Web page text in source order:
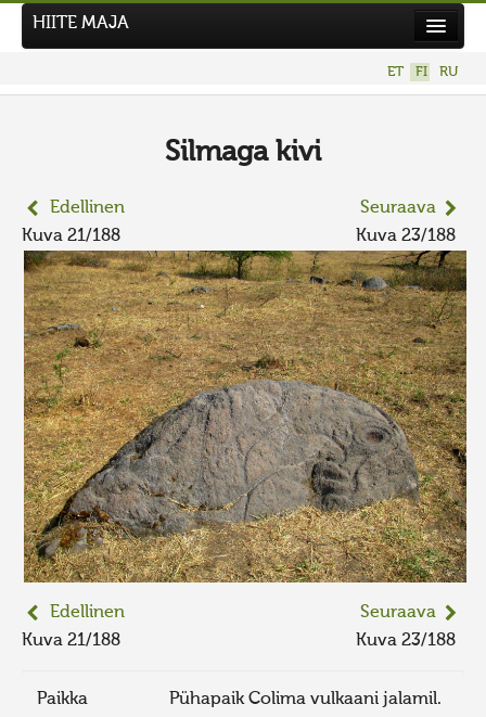
AIEMMAT KILPAILUT
HIITE MAJA
ET FI RU
Silmaga kivi
Edellinen
Kuva 21/188
Seuraava
Kuva 23/188
Edellinen
Kuva 21/188
Seuraava
Kuva 23/188
Paikka
Pühapaik Colima vulkaani jalamil.